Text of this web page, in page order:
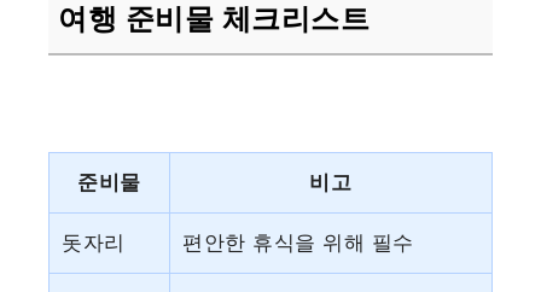
여행 준비물 체크리스트
준비물 비고
돗자리 편안한 휴식을 위해 필수